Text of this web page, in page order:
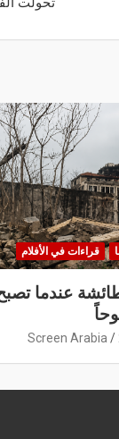
قراءات في الأفلام
عندما
Screen Arabia